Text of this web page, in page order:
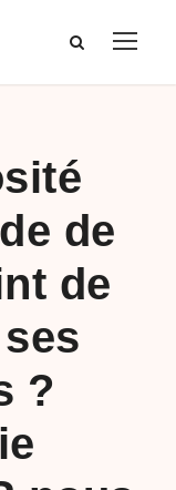
de
de
?